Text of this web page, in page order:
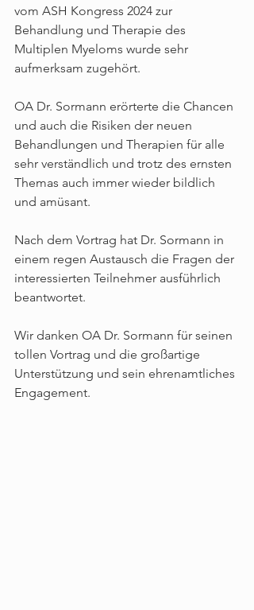
vom ASH Kongress 2024 zur
Behandlung und Therapie des
Multiplen Myeloms wurde sehr
aufmerksam zugehört.
OA Dr. Sormann erörterte die Chancen
und auch die Risiken der neuen
Behandlungen und Therapien für alle
sehr verständlich und trotz des ernsten
Themas auch immer wieder bildlich
und amüsant.
Nach dem Vortrag hat Dr. Sormann in
einem regen Austausch die Fragen der
interessierten Teilnehmer ausführlich
beantwortet.
Wir danken OA Dr. Sormann für seinen
tollen Vortrag und die großartige
Unterstützung und sein ehrenamtliches
Engagement.